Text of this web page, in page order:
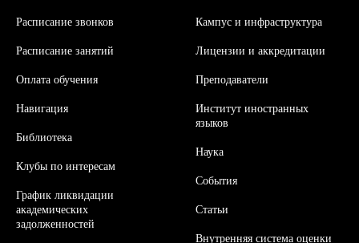
Расписание звонков
Расписание занятий
Оплата обучения
Навигация
Библиотека
Клубы по интересам
График ликвидации
академических
задолженностей
Кампус и инфраструктура
Лицензии и аккредитации
Преподаватели
Институт иностранных
языков
Наука
События
Статьи
Внутренняя система оценки